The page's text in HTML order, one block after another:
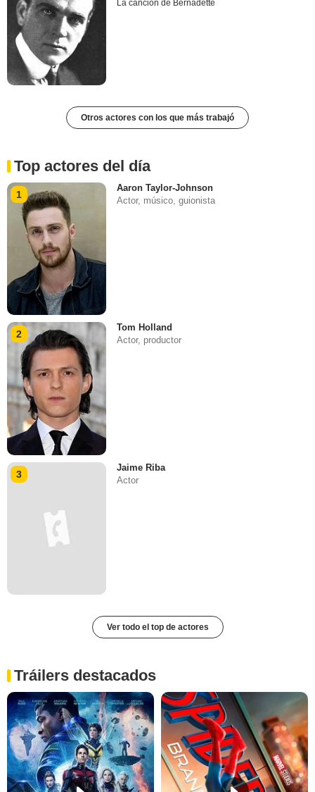
La canción de Bernadette
Otros actores con los que más trabajó
Top actores del día
1
Aaron Taylor-Johnson
Actor, músico, guionista
2
Tom Holland
Actor, productor
3
Jaime Riba
Actor
Ver todo el top de actores
Tráilers destacados